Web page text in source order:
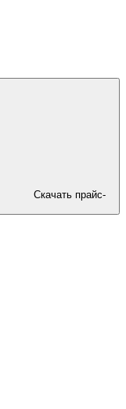
Скачать прайс-